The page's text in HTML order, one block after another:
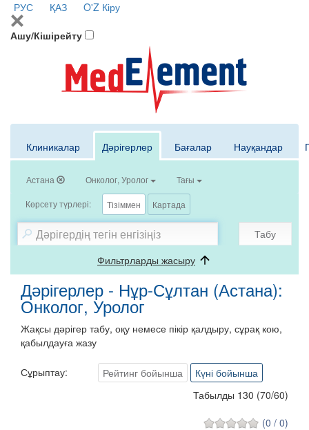
РУС ҚАЗ O'Z Кіру
Ашу/Кішірейту
Клиникалар Дәрігерлер Бағалар Науқандар
Астана Онколог, Уролог Тағы
Көрсету түрлері: Тізіммен Картада
Табу
Фильтрларды жасыру
Дәрігерлер - Нұр-Сұлтан (Астана):
Онколог, Уролог
Жақсы дәрігер табу, оқу немесе пікір қалдыру, сұрақ кою,
қабылдауға жазу
Сұрыптау: Рейтинг бойынша
Күні бойынша
Табылды 130 (70/60)
(0 / 0)